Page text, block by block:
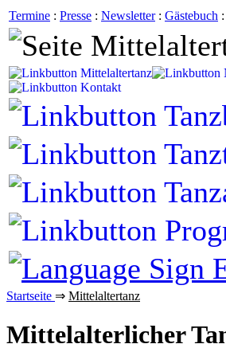
Termine : Presse : Newsletter: Gästebuch :
Startseite ⇒ Mittelaltertanz
Mittelalterlicher